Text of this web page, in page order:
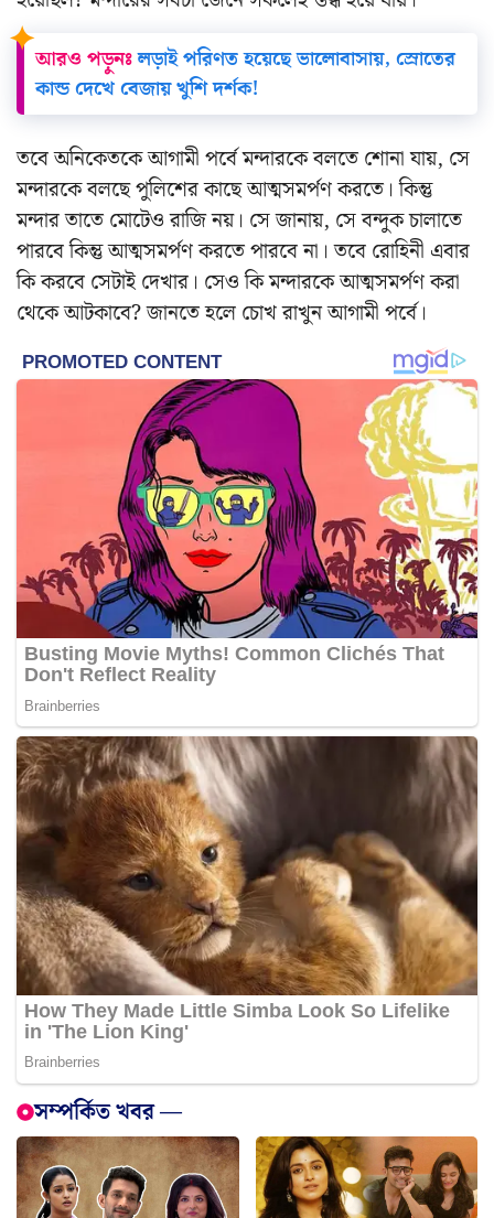
আরও পড়ুনঃলড়াই পরিণত হয়েছে ভালোবাসায়, স্রোতের
কান্ড দেখে বেজায় খুশি দর্শক!
তবে অনিকেতকে আগামী পর্বে মন্দারকে বলতে শোনা যায়, সে
মন্দারকে বলছে পুলিশের কাছে আত্মসমর্পণ করতে। কিন্তু
মন্দার তাতে মোটেও রাজি নয়। সে জানায়, সে বন্দুক চালাতে
পারবে কিন্তু আত্মসমর্পণ করতে পারবে না। তবে রোহিনী এবার
কি করবে সেটাই দেখার। সেও কি মন্দারকে আত্মসমর্পণ করা
থেকে আটকাবে? জানতে হলে চোখ রাখুন আগামী পর্বে।
সম্পর্কিত খবর —